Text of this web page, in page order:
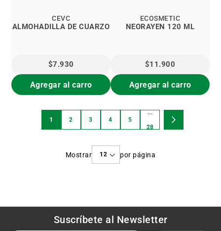
ALMOHADILLA DE CUARZO
CEVC
$7.930
Agregar al carro
NEORAYEN 120 ML
ECOSMETIC
$11.900
Agregar al carro
1
2
3
4
Página
5
Página
...
28
Mostrar por página
Suscríbete al Newsletter